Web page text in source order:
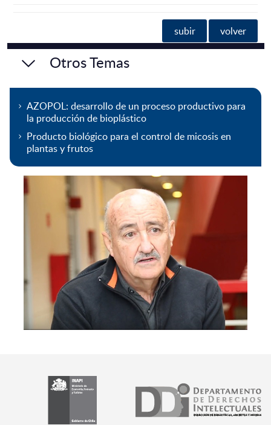
subir volver
Otros Temas
AZOPOL: desarrollo de un proceso productivo para
la producción de bioplástico
Producto biológico para el control de micosis en
plantas y frutos